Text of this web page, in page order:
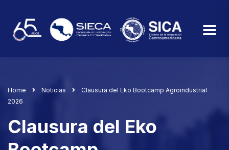
Home Noticias
Clausura del Eko Bootcamp Agroindustrial
2026
Clausura del Eko